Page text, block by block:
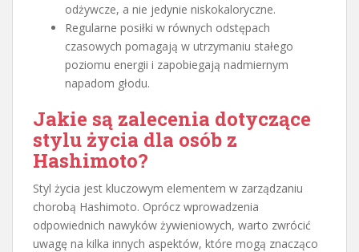
odżywcze, a nie jedynie niskokaloryczne.
Regularne posiłki w równych odstępach
czasowych pomagają w utrzymaniu stałego
poziomu energii i zapobiegają nadmiernym
napadom głodu.
Jakie są zalecenia dotyczące
stylu życia dla osób z
Hashimoto?
Styl życia jest kluczowym elementem w zarządzaniu
chorobą Hashimoto. Oprócz wprowadzenia
odpowiednich nawyków żywieniowych, warto zwrócić
uwagę na kilka innych aspektów, które mogą znacząco